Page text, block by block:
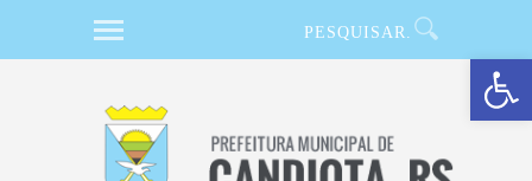
Barra de Ferramentas Aberta